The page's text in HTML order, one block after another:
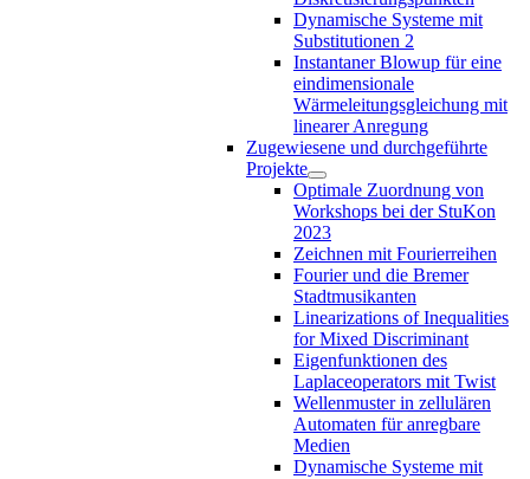
Dynamische Systeme mit
Substitutionen 2
Instantaner Blowup für eine
eindimensionale
Wärmeleitungsgleichung mit
linearer Anregung
Zugewiesene und durchgeführte
Projekte
Optimale Zuordnung von
Workshops bei der StuKon
2023
Zeichnen mit Fourierreihen
Fourier und die Bremer
Stadtmusikanten
Linearizations of Inequalities
for Mixed Discriminant
Eigenfunktionen des
Laplaceoperators mit Twist
Wellenmuster in zellulären
Automaten für anregbare
Medien
Dynamische Systeme mit